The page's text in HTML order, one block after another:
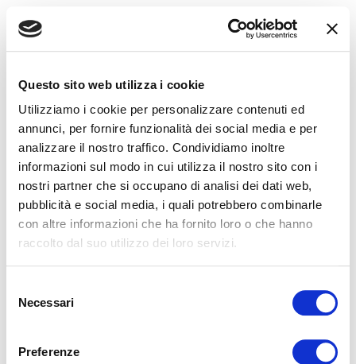
Questo sito web utilizza i cookie
Utilizziamo i cookie per personalizzare contenuti ed
annunci, per fornire funzionalità dei social media e per
analizzare il nostro traffico. Condividiamo inoltre
informazioni sul modo in cui utilizza il nostro sito con i
nostri partner che si occupano di analisi dei dati web,
pubblicità e social media, i quali potrebbero combinarle
con altre informazioni che ha fornito loro o che hanno
raccolto dal suo utilizzo dei loro servizi.
delNecessari
Preferenze
loadingwww.beatdata.it
for more